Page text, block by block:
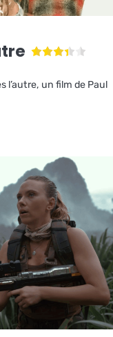
l’autre, un film de Paul